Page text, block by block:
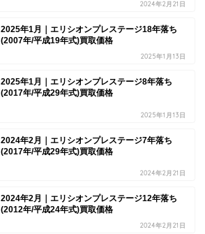
2024年2月21日
2025年1月｜エリシオンプレステージ18年落ち
(2007年/平成19年式)買取価格
2025年1月13日
2025年1月｜エリシオンプレステージ8年落ち
(2017年/平成29年式)買取価格
2025年1月13日
2024年2月｜エリシオンプレステージ7年落ち
(2017年/平成29年式)買取価格
2024年2月21日
2024年2月｜エリシオンプレステージ12年落ち
(2012年/平成24年式)買取価格
2024年2月21日